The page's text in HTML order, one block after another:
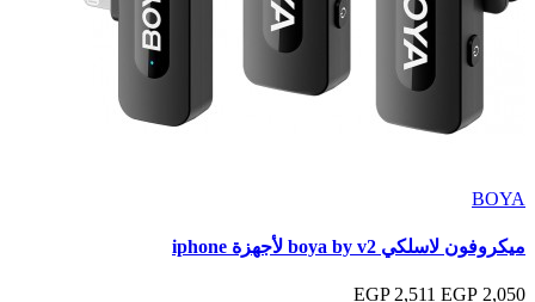
BOYA
ميكروفون لاسلكي boya by v2 لأجهزة iphone
2,050 EGP
2,511 EGP